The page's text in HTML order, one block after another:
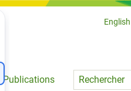
Publications
English